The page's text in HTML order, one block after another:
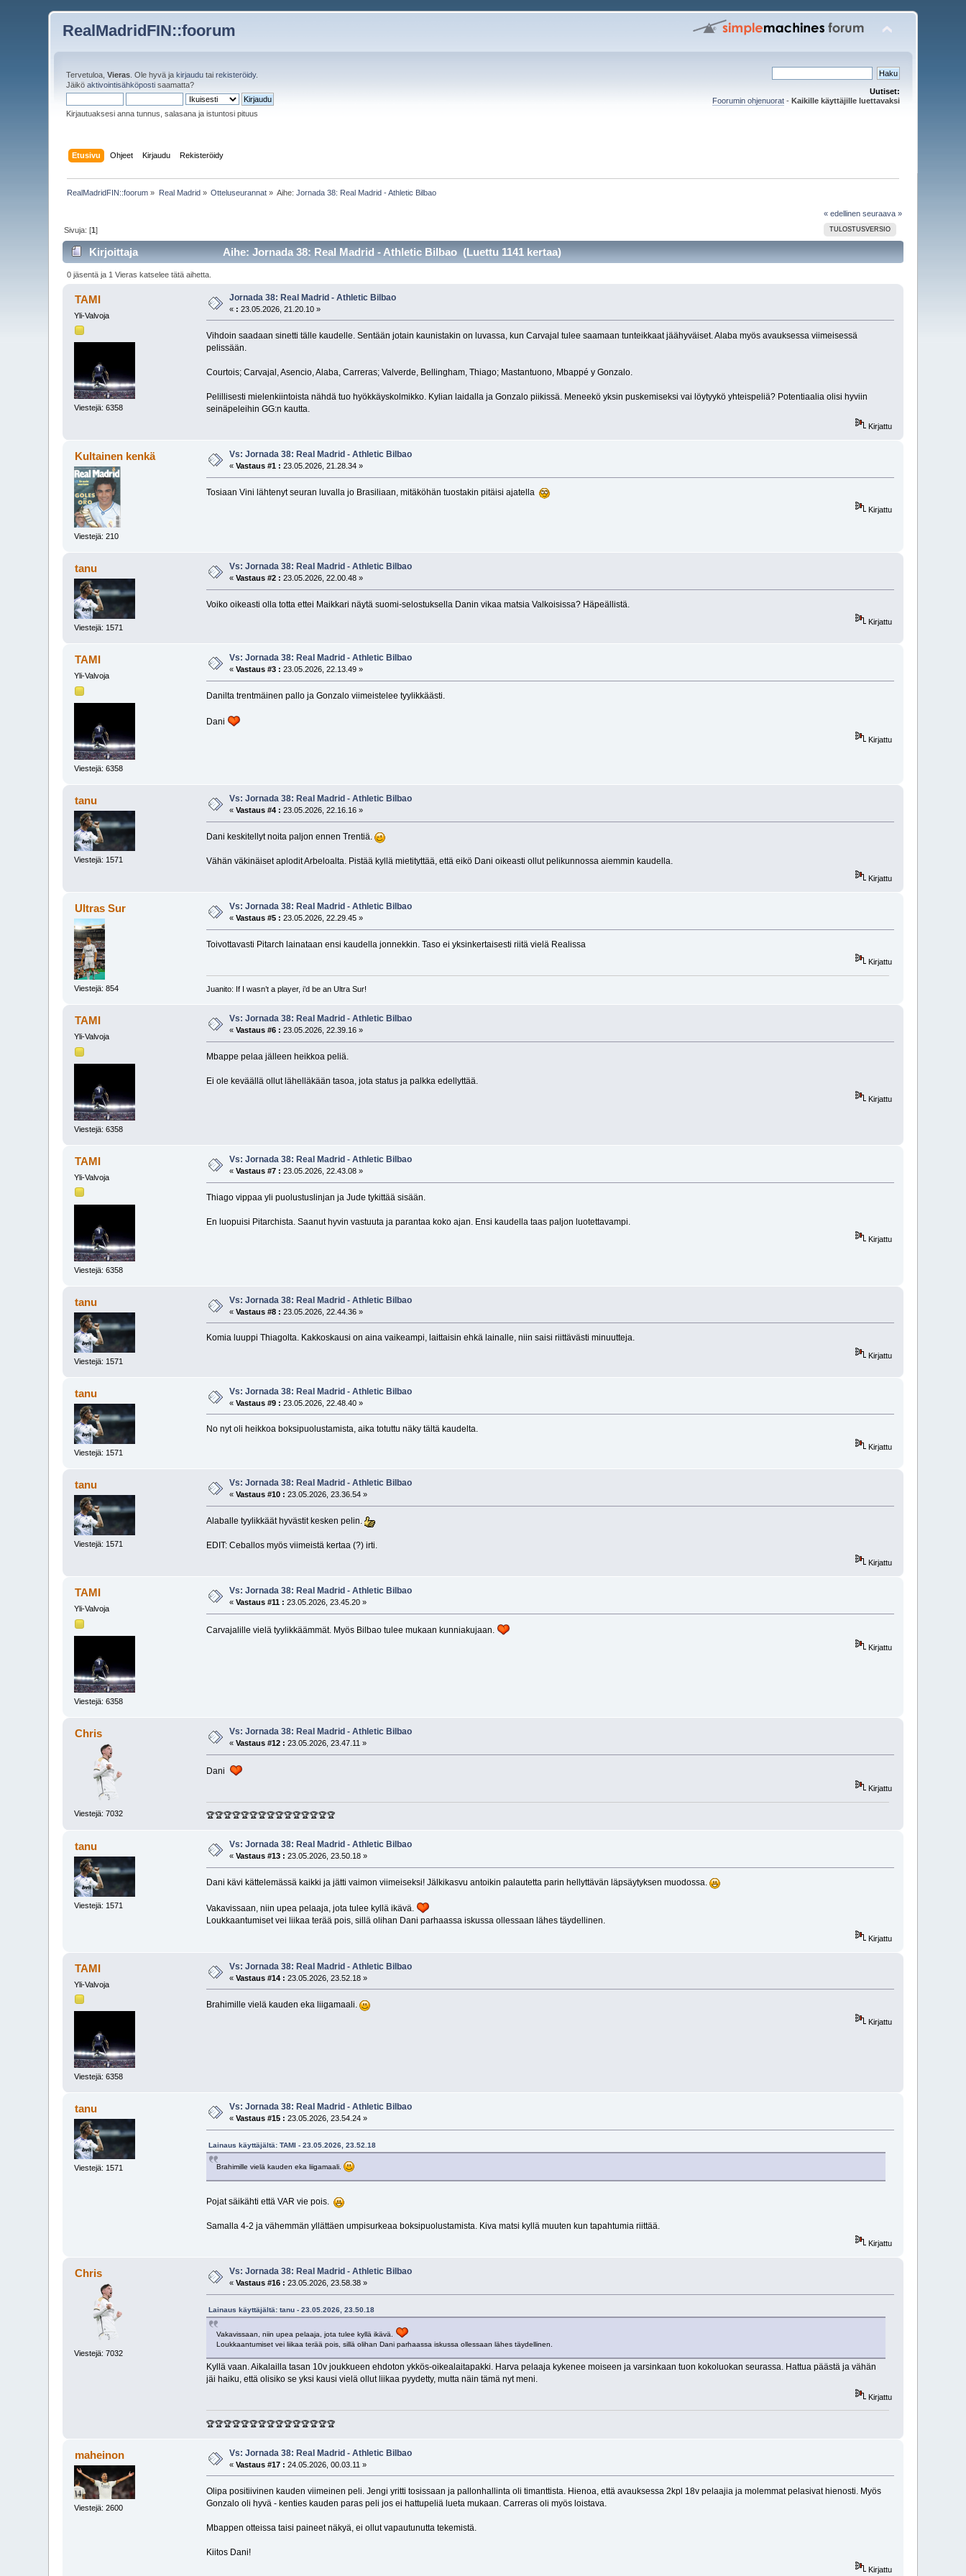
RealMadridFIN::foorum
Tervetuloa,Vieras . Ole hyvä jakirjaudu tairekisteröidy.
Jäiköaktivointisähköposti saamatta?
Kirjautuaksesi anna tunnus, salasana ja istuntosi pituus
Uutiset:
Foorumin ohjenuorat- Kaikille käyttäjille luettavaksi
Etusivu Ohjeet Kirjaudu Rekisteröidy
RealMadridFIN::foorum » Real Madrid» Otteluseurannat » Aihe:Jornada 38: Real Madrid - Athletic Bilbao
« edellinen seuraava »
TULOSTUSVERSIO
Sivuja: [1]
Kirjoittaja Aihe: Jornada 38: Real Madrid - Athletic Bilbao (Luettu 1141 kertaa)
0 jäsentä ja 1 Vieras katselee tätä aihetta.
TAMI
Yli-Valvoja
Viestejä: 6358
Jornada 38: Real Madrid - Athletic Bilbao
« : 23.05.2026, 21.20.10 »
Vihdoin saadaan sinetti tälle kaudelle. Sentään jotain kaunistakin on luvassa, kun Carvajal tulee saamaan tunteikkaat jäähyväiset. Alaba myös avauksessa viimeisessä
pelissään.
Courtois; Carvajal, Asencio, Alaba, Carreras; Valverde, Bellingham, Thiago; Mastantuono, Mbappé y Gonzalo.
Pelillisesti mielenkiintoista nähdä tuo hyökkäyskolmikko. Kylian laidalla ja Gonzalo piikissä. Meneekö yksin puskemiseksi vai löytyykö yhteispeliä? Potentiaalia olisi hyviin
seinäpeleihin GG:n kautta.
Kirjattu
Kultainen kenkä
Viestejä: 210
Vs: Jornada 38: Real Madrid - Athletic Bilbao
«Vastaus #1 : 23.05.2026, 21.28.34 »
Tosiaan Vini lähtenyt seuran luvalla jo Brasiliaan, mitäköhän tuostakin pitäisi ajatella
Kirjattu
tanu
Viestejä: 1571
Vs: Jornada 38: Real Madrid - Athletic Bilbao
«Vastaus #2 : 23.05.2026, 22.00.48 »
Voiko oikeasti olla totta ettei Maikkari näytä suomi-selostuksella Danin vikaa matsia Valkoisissa? Häpeällistä.
Kirjattu
TAMI
Yli-Valvoja
Viestejä: 6358
Vs: Jornada 38: Real Madrid - Athletic Bilbao
«Vastaus #3 : 23.05.2026, 22.13.49 »
Danilta trentmäinen pallo ja Gonzalo viimeistelee tyylikkäästi.
Dani
Kirjattu
tanu
Viestejä: 1571
Vs: Jornada 38: Real Madrid - Athletic Bilbao
«Vastaus #4 : 23.05.2026, 22.16.16 »
Dani keskitellyt noita paljon ennen Trentiä.
Vähän väkinäiset aplodit Arbeloalta. Pistää kyllä mietityttää, että eikö Dani oikeasti ollut pelikunnossa aiemmin kaudella.
Kirjattu
Ultras Sur
Viestejä: 854
Vs: Jornada 38: Real Madrid - Athletic Bilbao
«Vastaus #5 : 23.05.2026, 22.29.45 »
Toivottavasti Pitarch lainataan ensi kaudella jonnekkin. Taso ei yksinkertaisesti riitä vielä Realissa
Kirjattu
Juanito: If I wasn’t a player, i’d be an Ultra Sur!
TAMI
Yli-Valvoja
Viestejä: 6358
Vs: Jornada 38: Real Madrid - Athletic Bilbao
«Vastaus #6 : 23.05.2026, 22.39.16 »
Mbappe pelaa jälleen heikkoa peliä.
Ei ole keväällä ollut lähelläkään tasoa, jota status ja palkka edellyttää.
Kirjattu
TAMI
Yli-Valvoja
Viestejä: 6358
Vs: Jornada 38: Real Madrid - Athletic Bilbao
«Vastaus #7 : 23.05.2026, 22.43.08 »
Thiago vippaa yli puolustuslinjan ja Jude tykittää sisään.
En luopuisi Pitarchista. Saanut hyvin vastuuta ja parantaa koko ajan. Ensi kaudella taas paljon luotettavampi.
Kirjattu
tanu
Viestejä: 1571
Vs: Jornada 38: Real Madrid - Athletic Bilbao
«Vastaus #8 : 23.05.2026, 22.44.36 »
Komia luuppi Thiagolta. Kakkoskausi on aina vaikeampi, laittaisin ehkä lainalle, niin saisi riittävästi minuutteja.
Kirjattu
tanu
Viestejä: 1571
Vs: Jornada 38: Real Madrid - Athletic Bilbao
«Vastaus #9 : 23.05.2026, 22.48.40 »
No nyt oli heikkoa boksipuolustamista, aika totuttu näky tältä kaudelta.
Kirjattu
tanu
Viestejä: 1571
Vs: Jornada 38: Real Madrid - Athletic Bilbao
«Vastaus #10 : 23.05.2026, 23.36.54 »
Alaballe tyylikkäät hyvästit kesken pelin.
EDIT: Ceballos myös viimeistä kertaa (?) irti.
Kirjattu
TAMI
Yli-Valvoja
Viestejä: 6358
Vs: Jornada 38: Real Madrid - Athletic Bilbao
«Vastaus #11 : 23.05.2026, 23.45.20 »
Carvajalille vielä tyylikkäämmät. Myös Bilbao tulee mukaan kunniakujaan.
Kirjattu
Chris
Viestejä: 7032
Vs: Jornada 38: Real Madrid - Athletic Bilbao
«Vastaus #12 : 23.05.2026, 23.47.11 »
Dani
Kirjattu
🏆🏆🏆🏆🏆🏆🏆🏆🏆🏆🏆🏆🏆🏆🏆
tanu
Viestejä: 1571
Vs: Jornada 38: Real Madrid - Athletic Bilbao
«Vastaus #13 : 23.05.2026, 23.50.18 »
Dani kävi kättelemässä kaikki ja jätti vaimon viimeiseksi! Jälkikasvu antoikin palautetta parin hellyttävän läpsäytyksen muodossa.
Vakavissaan, niin upea pelaaja, jota tulee kyllä ikävä.
Loukkaantumiset vei liikaa terää pois, sillä olihan Dani parhaassa iskussa ollessaan lähes täydellinen.
Kirjattu
TAMI
Yli-Valvoja
Viestejä: 6358
Vs: Jornada 38: Real Madrid - Athletic Bilbao
«Vastaus #14 : 23.05.2026, 23.52.18 »
Brahimille vielä kauden eka liigamaali.
Kirjattu
tanu
Viestejä: 1571
Vs: Jornada 38: Real Madrid - Athletic Bilbao
«Vastaus #15 : 23.05.2026, 23.54.24 »
Lainaus käyttäjältä: TAMI - 23.05.2026, 23.52.18
Brahimille vielä kauden eka liigamaali.
Pojat säikähti että VAR vie pois.
Samalla 4-2 ja vähemmän yllättäen umpisurkeaa boksipuolustamista. Kiva matsi kyllä muuten kun tapahtumia riittää.
Kirjattu
Chris
Viestejä: 7032
Vs: Jornada 38: Real Madrid - Athletic Bilbao
«Vastaus #16 : 23.05.2026, 23.58.38 »
Lainaus käyttäjältä: tanu - 23.05.2026, 23.50.18
Vakavissaan, niin upea pelaaja, jota tulee kyllä ikävä.
Loukkaantumiset vei liikaa terää pois, sillä olihan Dani parhaassa iskussa ollessaan lähes täydellinen.
Kyllä vaan. Aikalailla tasan 10v joukkueen ehdoton ykkös-oikealaitapakki. Harva pelaaja kykenee moiseen ja varsinkaan tuon kokoluokan seurassa. Hattua päästä ja vähän
jäi haiku, että olisiko se yksi kausi vielä ollut liikaa pyydetty, mutta näin tämä nyt meni.
Kirjattu
🏆🏆🏆🏆🏆🏆🏆🏆🏆🏆🏆🏆🏆🏆🏆
maheinon
Viestejä: 2600
Vs: Jornada 38: Real Madrid - Athletic Bilbao
«Vastaus #17 : 24.05.2026, 00.03.11 »
Olipa positiivinen kauden viimeinen peli. Jengi yritti tosissaan ja pallonhallinta oli timanttista. Hienoa, että avauksessa 2kpl 18v pelaajia ja molemmat pelasivat hienosti. Myös
Gonzalo oli hyvä - kenties kauden paras peli jos ei hattupeliä lueta mukaan. Carreras oli myös loistava.
Mbappen otteissa taisi paineet näkyä, ei ollut vapautunutta tekemistä.
Kiitos Dani!
Kirjattu